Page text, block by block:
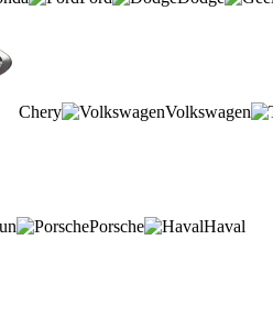
Chery Volkswagen
Porsche Haval